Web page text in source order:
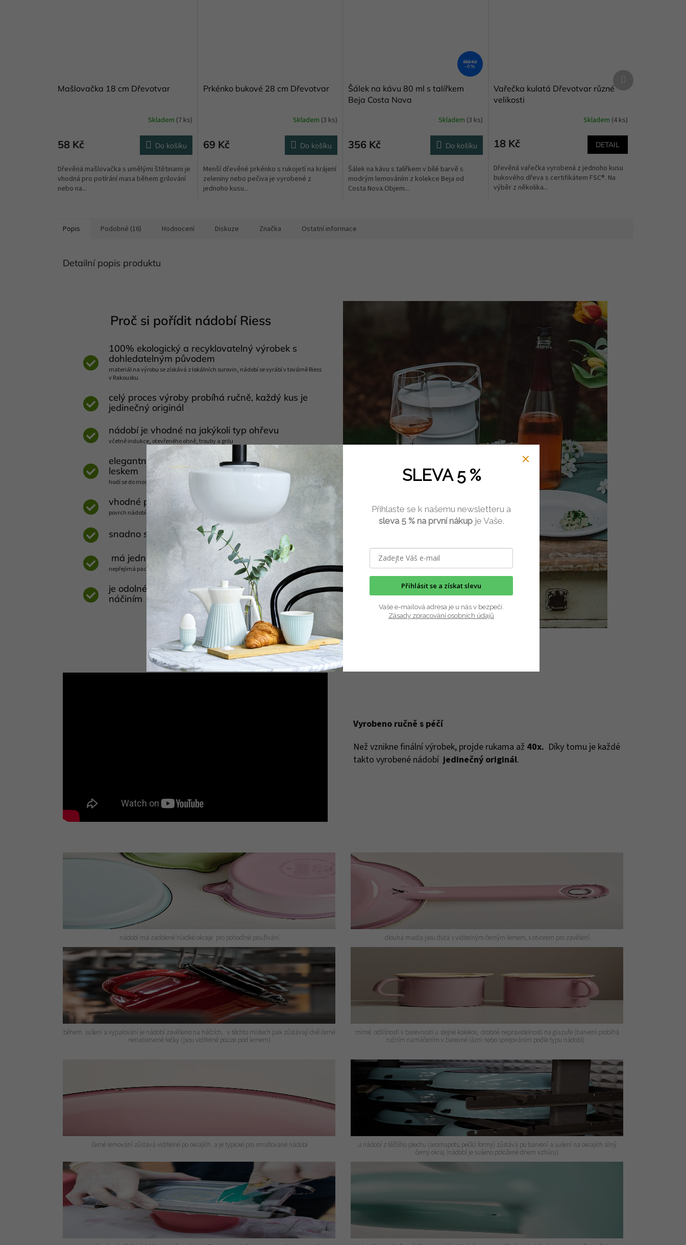
Mašlovačka 18 cm Dřevotvar
Skladem (7 ks)
58 Kč Do košíku
Dřevěná mašlovačka s umělými štětinami je
vhodná pro potírání masa během grilování
nebo na...
Prkénko bukové 28 cm Dřevotvar
Skladem (3 ks)
69 Kč Do košíku
Menší dřevěné prkénko s rukojetí na krájení
zeleniny nebo pečiva je vyrobené z
jednoho kusu...
359 Kč
–0 %
Šálek na kávu 80 ml s talířkem
Beja Costa Nova
produktu
je
z
5
hvězdiček.
Skladem (3 ks)
356 Kč Do košíku
Šálek na kávu s talířkem v bílé barvě s
modrým lemováním z kolekce Beja od
Costa Nova.Objem...
Vařečka kulatá Dřevotvar různé
velikosti
Skladem (4 ks)
18 Kč DETAIL
Dřevěná vařečka vyrobená z jednoho kusu
bukového dřeva s certifikátem FSC®. Na
výběr z několika...
Další
produkt
Popis Podobné (16) Hodnocení Diskuze Značka Ostatní informace
Detailní popis produktu
Proč si pořídit nádobí Riess
100% ekologický a recyklovatelný výrobek s
dohledatelným původem
materiál na výrobu se získává z lokálních surovin, nádobí se vyrábí v továrně Riess
v Rakousku
celý proces výroby probíhá ručně, každý kus je
jedinečný originál
nádobí je vhodné na jakýkoli typ ohřevu
včetně indukce, otevřeného ohně, trouby a grilu
elegantní design s jasnými barvami a vysokým
leskem
hodí se do moderní i venkovské kuchyně, ale i na kempování
vhodné pro úsporné a zdravé vaření
povrch nádobí se rychle rozehřívá a dlouho si udržuje požadovanou teplotu
snadno se čistí, lze mýt v myčce nádobí
má jednolitý antibakteriální povrch bez pórů
nepřejímá pachy jiných potravin a mohou ho používat osoby alergické na nikl
je odolné proti poškrábání kovovým kuchyňským
náčiním
Vyrobeno ručně s péčí
Než vznikne finální výrobek, projde rukama až 40x. Díky tomu je každé
takto vyrobené nádobíjedinečný originál.
nádobí má zaoblené hladké okraje pro pohodlné používání dlouhá madla jsou dutá s viditelným černým lemem, s otvorem pro zavěšení
během sušení a vypalování je nádobí zavěšeno na háčcích, v těchto místech pak zůstávají dvě černé
nenabarvené tečky (jsou viditelné pouze pod lemem)
mírné odlišnosti v barevnosti u stejné kolekce, drobné nepravidelnosti na glazuře (barvení probíhá
ručním namáčením v barevné lázni nebo sprejováním podle typu nádobí)
černé lemování zůstává viditelné po okrajích a je typické pro smaltované nádobí
u nádobí z těžšího plechu (aromapots, pečící formy) zůstává po barvení a sušení na okrajích silný
černý okraj (nádobí je sušeno položené dnem vzhůru)
SLEVA 5 %
Přihlaste se k našemu newsletteru a
sleva 5 % na první nákupje Vaše.
Přihlásit se a získat slevu
Vaše e-mailová adresa je u nás v bezpečí.
Zásady zpracování osobních údajů